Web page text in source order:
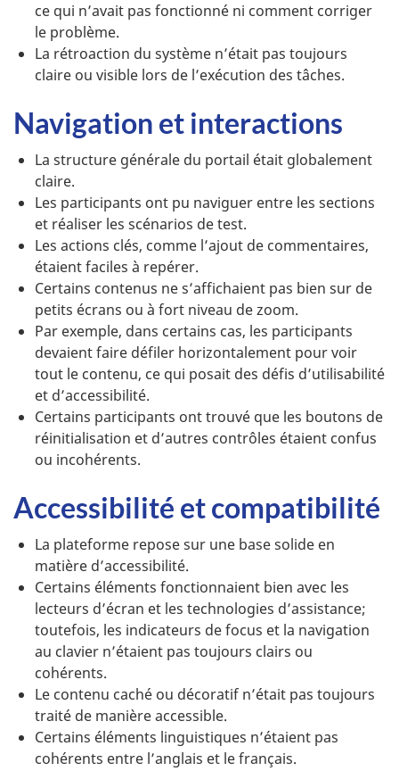
ce qui n’avait pas fonctionné ni comment corriger
le problème.
La rétroaction du système n’était pas toujours
claire ou visible lors de l’exécution des tâches.
Navigation et interactions
La structure générale du portail était globalement
claire.
Les participants ont pu naviguer entre les sections
et réaliser les scénarios de test.
Les actions clés, comme l’ajout de commentaires,
étaient faciles à repérer.
Certains contenus ne s’affichaient pas bien sur de
petits écrans ou à fort niveau de zoom.
Par exemple, dans certains cas, les participants
devaient faire défiler horizontalement pour voir
tout le contenu, ce qui posait des défis d’utilisabilité
et d’accessibilité.
Certains participants ont trouvé que les boutons de
réinitialisation et d’autres contrôles étaient confus
ou incohérents.
Accessibilité et compatibilité
La plateforme repose sur une base solide en
matière d’accessibilité.
Certains éléments fonctionnaient bien avec les
lecteurs d’écran et les technologies d’assistance;
toutefois, les indicateurs de focus et la navigation
au clavier n’étaient pas toujours clairs ou
cohérents.
Le contenu caché ou décoratif n’était pas toujours
traité de manière accessible.
Certains éléments linguistiques n’étaient pas
cohérents entre l’anglais et le français.